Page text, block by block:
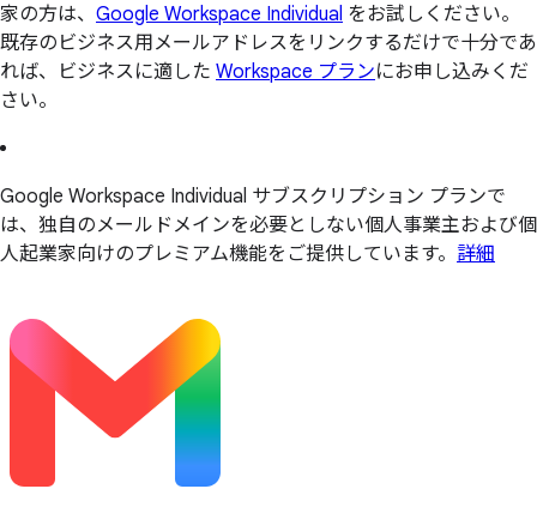
家の方は、 Google Workspace Individual をお試しください。
既存のビジネス用メールアドレスをリンクするだけで十分であ
れば、ビジネスに適した Workspace プランにお申し込みくだ
さい。
Google Workspace Individual サブスクリプション プランで
は、独自のメールドメインを必要としない個人事業主および個
人起業家向けのプレミアム機能をご提供しています。 詳細